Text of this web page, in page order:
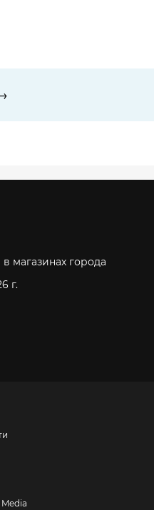
магазинах города
г.
Media